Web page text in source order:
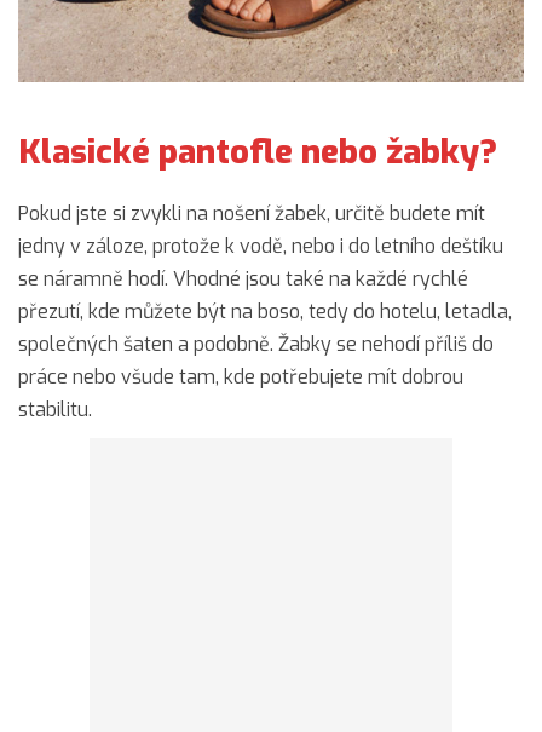
Klasické pantofle nebo žabky?
Pokud jste si zvykli na nošení žabek, určitě budete mít
jedny v záloze, protože k vodě, nebo i do letního deštíku
se náramně hodí. Vhodné jsou také na každé rychlé
přezutí, kde můžete být na boso, tedy do hotelu, letadla,
společných šaten a podobně. Žabky se nehodí příliš do
práce nebo všude tam, kde potřebujete mít dobrou
stabilitu.